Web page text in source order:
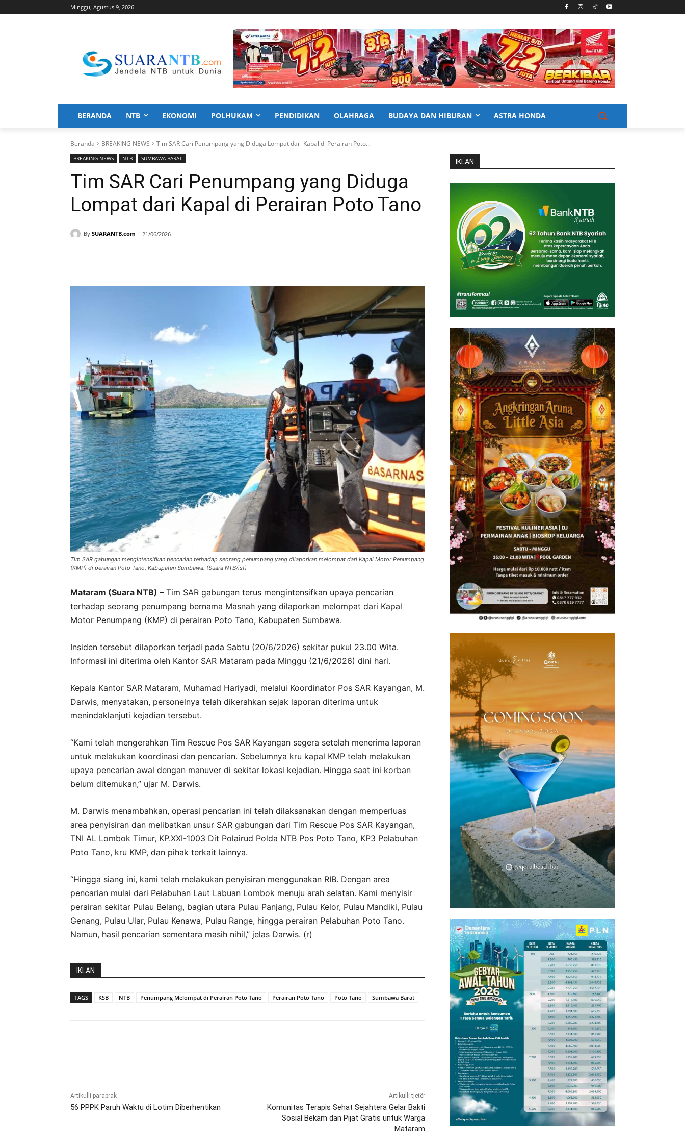
Minggu, Agustus 9, 2026
BERANDA NTB EKONOMI POLHUKAM PENDIDIKAN OLAHRAGA BUDAYA DAN HIBURAN ASTRA HONDA
Beranda BREAKING NEWS Tim SAR Cari Penumpang yang Diduga Lompat dari Kapal di Perairan Poto...
BREAKING NEWS NTB SUMBAWA BARAT
Tim SAR Cari Penumpang yang Diduga
Lompat dari Kapal di Perairan Poto Tano
By SUARANTB.com 21/06/2026
Tim SAR gabungan mengintensifkan pencarian terhadap seorang penumpang yang dilaporkan melompat dari Kapal Motor Penumpang
(KMP) di perairan Poto Tano, Kabupaten Sumbawa. (Suara NTB/ist)
Mataram (Suara NTB) – Tim SAR gabungan terus mengintensifkan upaya pencarian
terhadap seorang penumpang bernama Masnah yang dilaporkan melompat dari Kapal
Motor Penumpang (KMP) di perairan Poto Tano, Kabupaten Sumbawa.
Insiden tersebut dilaporkan terjadi pada Sabtu (20/6/2026) sekitar pukul 23.00 Wita.
Informasi ini diterima oleh Kantor SAR Mataram pada Minggu (21/6/2026) dini hari.
Kepala Kantor SAR Mataram, Muhamad Hariyadi, melalui Koordinator Pos SAR Kayangan, M.
Darwis, menyatakan, personelnya telah dikerahkan sejak laporan diterima untuk
menindaklanjuti kejadian tersebut.
“Kami telah mengerahkan Tim Rescue Pos SAR Kayangan segera setelah menerima laporan
untuk melakukan koordinasi dan pencarian. Sebelumnya kru kapal KMP telah melakukan
upaya pencarian awal dengan manuver di sekitar lokasi kejadian. Hingga saat ini korban
belum ditemukan,” ujar M. Darwis.
M. Darwis menambahkan, operasi pencarian ini telah dilaksanakan dengan memperluas
area penyisiran dan melibatkan unsur SAR gabungan dari Tim Rescue Pos SAR Kayangan,
TNI AL Lombok Timur, KP.XXI-1003 Dit Polairud Polda NTB Pos Poto Tano, KP3 Pelabuhan
Poto Tano, kru KMP, dan pihak terkait lainnya.
“Hingga siang ini, kami telah melakukan penyisiran menggunakan RIB. Dengan area
pencarian mulai dari Pelabuhan Laut Labuan Lombok menuju arah selatan. Kami menyisir
perairan sekitar Pulau Belang, bagian utara Pulau Panjang, Pulau Kelor, Pulau Mandiki, Pulau
Genang, Pulau Ular, Pulau Kenawa, Pulau Range, hingga perairan Pelabuhan Poto Tano.
Namun, hasil pencarian sementara masih nihil,” jelas Darwis. (r)
IKLAN
TAGS KSB NTB Penumpang Melompat di Perairan Poto Tano Perairan Poto Tano Poto Tano Sumbawa Barat
Artikulli paraprak
56 PPPK Paruh Waktu di Lotim Diberhentikan
Artikulli tjetër
Komunitas Terapis Sehat Sejahtera Gelar Bakti
Sosial Bekam dan Pijat Gratis untuk Warga
Mataram
IKLAN